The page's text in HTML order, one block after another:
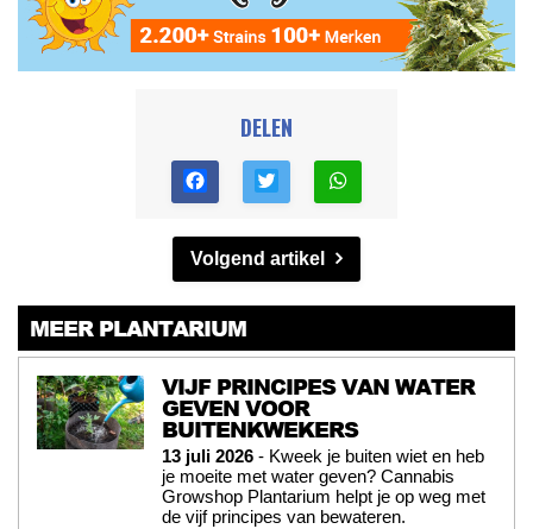
DELEN
Volgend artikel
MEER PLANTARIUM
VIJF PRINCIPES VAN WATER
GEVEN VOOR
BUITENKWEKERS
13 juli 2026 - Kweek je buiten wiet en heb
je moeite met water geven? Cannabis
Growshop Plantarium helpt je op weg met
de vijf principes van bewateren.